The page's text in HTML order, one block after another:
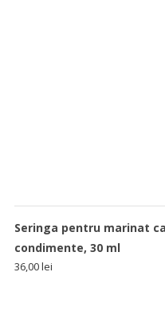
Seringa pentru marinat
condimente, 30 ml
36,00lei